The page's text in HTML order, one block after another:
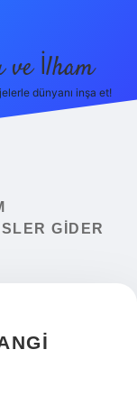
ve İlham
dünyanı inşa et!
GIDER